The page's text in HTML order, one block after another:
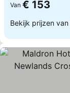
Van € 153
Bekijk prijzen van